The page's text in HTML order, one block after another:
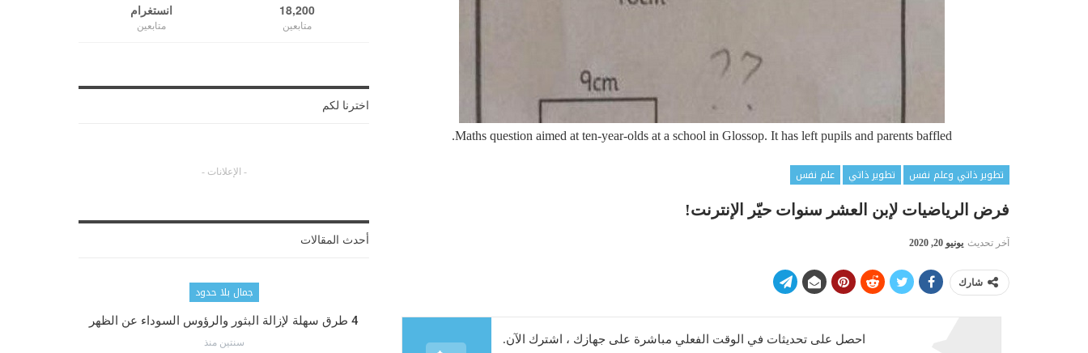
Maths question aimed at ten-year-olds at a school in Glossop. It has left pupils and parents baffled.
تطوير ذاتي وعلم نفس تطوير ذاتي
علم نفس
فرض الرياضيات لإبن العشر سنوات حيّر الإنترنت!
آخر تحديث يونيو 20, 2020
شارك
احصل على تحديثات في الوقت الفعلي مباشرة على جهازك ، اشترك الآن.
18,200
متابعين
انستغرام
متابعين
اخترنا لكم
- الإعلانات -
أحدث المقالات
جمال بلا حدود
4 طرق سهلة لإزالة البثور والرؤوس السوداء عن الظهر
سنتين منذ